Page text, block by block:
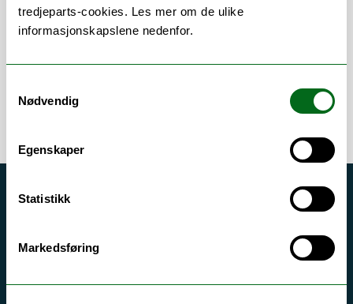
tredjeparts-cookies. Les mer om de ulike
informasjonskapslene nedenfor.
Nødvendig
Egenskaper
Statistikk
Markedsføring
Publikasjoner
Akutt hjelp
Driftsmeldinger
Personvern ved UiT